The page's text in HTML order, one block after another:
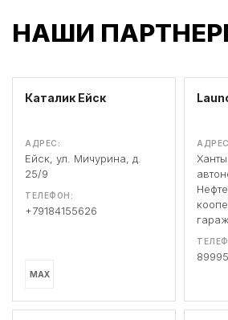
НАШИ
Каталик Ейск
АДРЕС:
Ейск, ул. Мичурина, д.
25/9
ТЕЛЕФОН:
+79184155626
MAX